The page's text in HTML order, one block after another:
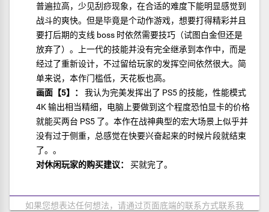
普遍拉高，少见刮痧现象，在合适的难度下能明显感觉到
战斗的爽快。但是毕竟是个动作游戏，想要打得精彩并且
要打后期的支线 boss 时依然需要技巧（试图白金但还是
放弃了）。上一代的技能并没有完全继承到本作中，而是
经过了重新设计，不过留给玩家的发挥空间依然很大。简
单来说，本作门槛低，天花板也高。
画面【5】：
我认为完美发挥出了 PS5 的技能，性能模式
4K 输出相当精细，电脑上要做到这个程度恐怕显卡的价格
就能买两台 PS5 了。本作在战神典型的宏大场景上似乎并
没有过于侧重，总感觉在快要兴奋起来的时候片段就结束
了。。
对休闲玩家的购买建议：
买就完了。
如果您想表达任何想法，请通过页面底端的联系方式联系我